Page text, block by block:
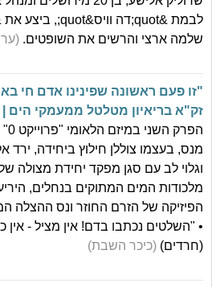
שלמה ארצי והרשים את השופטים.
"זו פעם ראשונה שפינינו אדם חי
זק"א בריאיון מטלטל ממעמקי הים |
מנס, בעצמו צוללן חילוץ ביחידה,
וגלוי לב עם סגן מפקד יחידת מצולה
מלכודות המים המתוקים בנחלים,
הפיזיקה של הזרם החוזר ונס ההצלה
• "השלטים נכתבו בדם! אין מציל - אין
(חרדים) (כיכר השבת)